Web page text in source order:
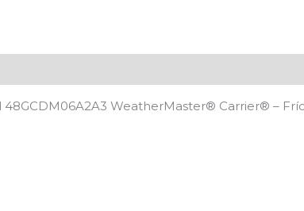
WeatherMaster® Carrier® –